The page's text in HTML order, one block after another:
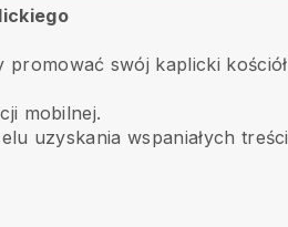
swój kaplicki kościół
mobilnej.
uzyskania wspaniałych treści